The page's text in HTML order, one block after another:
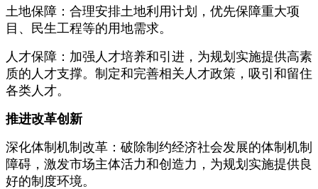
土地保障：合理安排土地利用计划，优先保障重大项
目、民生工程等的用地需求。
人才保障：加强人才培养和引进，为规划实施提供高素
质的人才支撑。制定和完善相关人才政策，吸引和留住
各类人才。
推进改革创新
深化体制机制改革：破除制约经济社会发展的体制机制
障碍，激发市场主体活力和创造力，为规划实施提供良
好的制度环境。